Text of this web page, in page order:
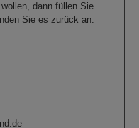
dann füllen Sie
Sie es zurück an: